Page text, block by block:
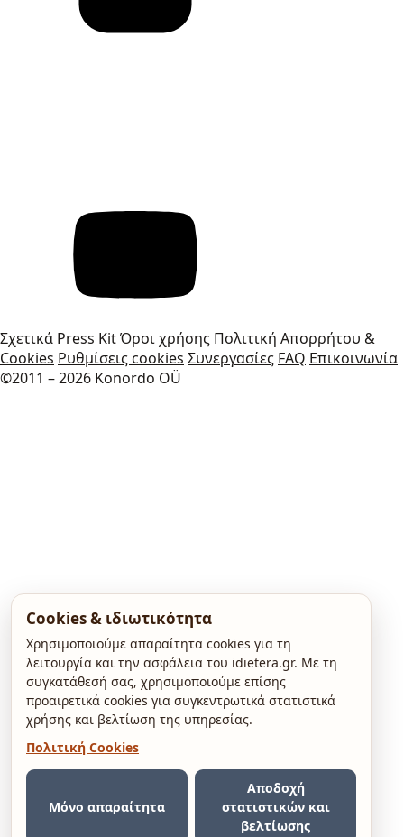
Σχετικά Press KitΌροι χρήσης Πολιτική Απορρήτου &
Cookies Ρυθμίσεις cookies Συνεργασίες FAQ Επικοινωνία
©2011 – 2026 Konordo OÜ
Cookies & ιδιωτικότητα
Χρησιμοποιούμε απαραίτητα cookies για τη
λειτουργία και την ασφάλεια του idietera.gr. Με τη
συγκατάθεσή σας, χρησιμοποιούμε επίσης
προαιρετικά cookies για συγκεντρωτικά στατιστικά
χρήσης και βελτίωση της υπηρεσίας.
Πολιτική Cookies
Μόνο απαραίτητα
Αποδοχή
στατιστικών και
βελτίωσης